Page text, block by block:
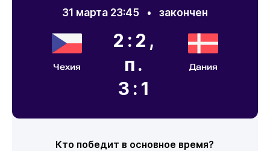
31 марта 23:45• закончен
Чехия
2:2,
п.
3:1
Дания
Кто победит в основное время?